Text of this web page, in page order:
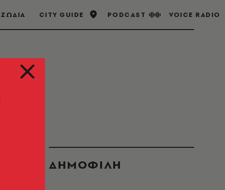
ΖΩΔΙΑ CITY GUIDE PODCAST VOICE RADIO
ΔΗΜΟΦΙΛΗ